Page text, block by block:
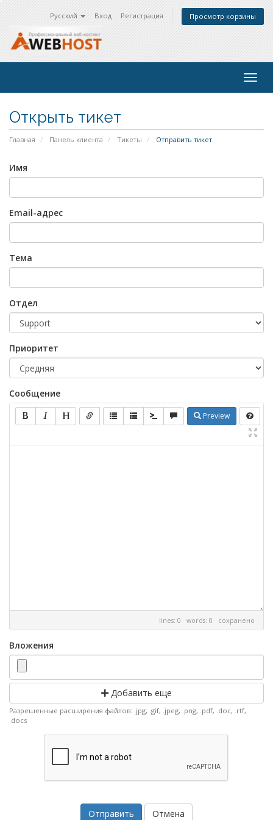
Русский Вход Регистрация Просмотр корзины
Открыть тикет
Главная Панель клиента Тикеты Отправить тикет
Имя
Email-адрес
Тема
Отдел
Приоритет
Сообщение
Preview
lines: 0 words: 0 сохранено
Вложения
Добавить еще
Разрешенные расширения файлов: .jpg, .gif, .jpeg, .png, .pdf, .doc, .rtf,
.docs
Отмена